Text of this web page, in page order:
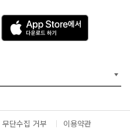
A
p
p
e
서
다
무단수집 거부 이용약관